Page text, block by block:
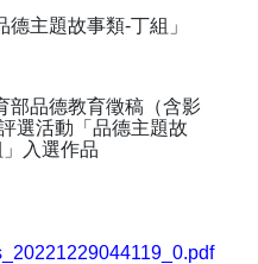
德主題故事類-丁組」
部品德教育徵稿（含影
選活動「品德主題故
入選作品